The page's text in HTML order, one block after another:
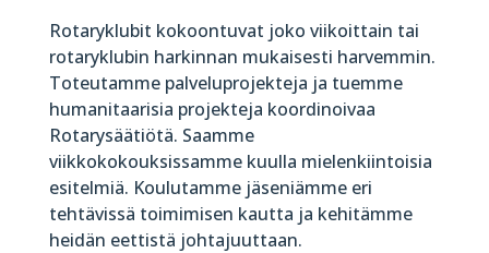
Rotaryklubit kokoontuvat joko viikoittain tai
rotaryklubin harkinnan mukaisesti harvemmin.
Toteutamme palveluprojekteja ja tuemme
humanitaarisia projekteja koordinoivaa
Rotarysäätiötä. Saamme
viikkokokouksissamme kuulla mielenkiintoisia
esitelmiä. Koulutamme jäseniämme eri
tehtävissä toimimisen kautta ja kehitämme
heidän eettistä johtajuuttaan.